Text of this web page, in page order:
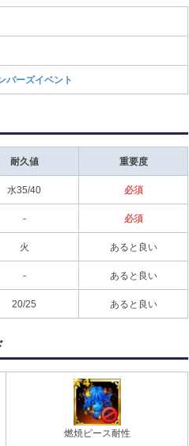
バーズイベント
耐久値 重要度
水35/40 必須
- 必須
火 あると良い
- あると良い
20/25 あると良い
燃焼ピース耐性